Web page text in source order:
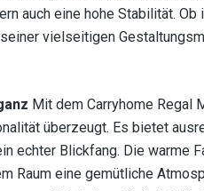
auch eine hohe Stabilität.
vielseitigen
Mit dem Carryhome Regal
überzeugt. Es bietet
echter Blickfang. Die warme
Raum eine gemütliche